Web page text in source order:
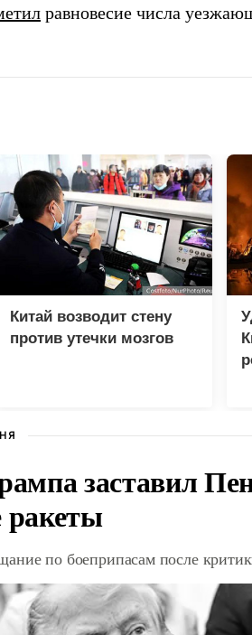
равновесие числа
Китай возводит стену
против утечки мозгов
заставил
ракеты
по боеприпасам после